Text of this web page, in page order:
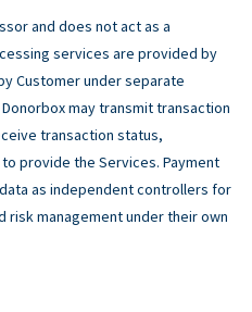
and does not act as a
services are provided by
Customer under separate
may transmit transaction
transaction status,
provide the Services. Payment
as independent controllers for
risk management under their own